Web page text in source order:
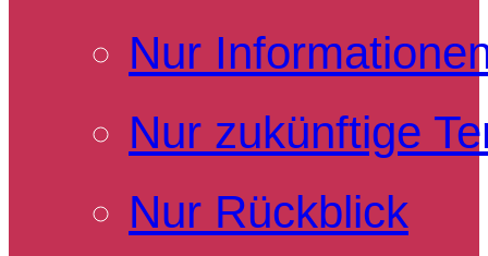
Nur
Nur zukünftige
Nur Rückblick